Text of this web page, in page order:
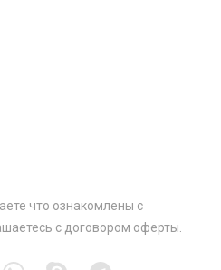
что ознакомлены с
с договором оферты